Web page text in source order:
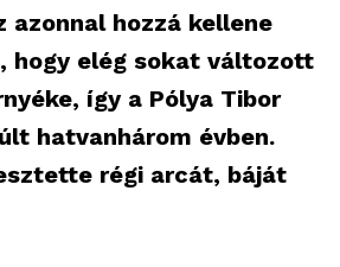
azonnal hozzá kellene
hogy elég sokat változott
így a Pólya Tibor
hatvanhárom évben.
régi arcát, báját